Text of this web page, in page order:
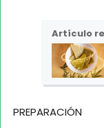
Artículo
PREPARACIÓN